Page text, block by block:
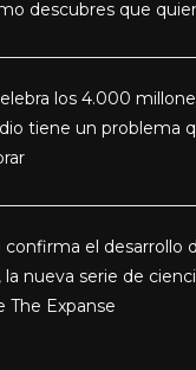
descubres que
los 4.000
tiene un problema
el desarrollo
la nueva serie de
The Expanse